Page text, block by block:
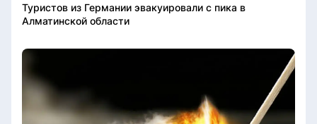
Туристов из Германии эвакуировали с пика в
Алматинской области